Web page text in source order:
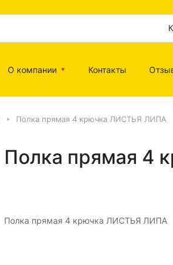
О компании Контакты
Полка прямая 4 крючка ЛИСТЬЯ ЛИПА
Полка прямая 4
Полка прямая 4 крючка ЛИСТЬЯ ЛИПА